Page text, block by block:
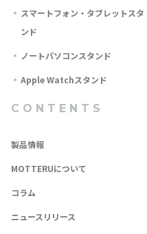
スマートフォン・タブレットスタ
ンド
ノートパソコンスタンド
Apple Watchスタンド
CONTENTS
製品情報
MOTTERUについて
コラム
ニュースリリース